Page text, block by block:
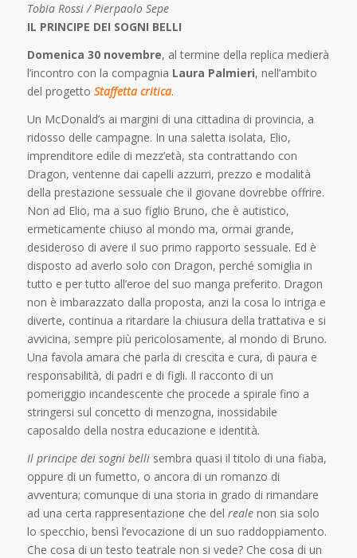
Tobia Rossi / Pierpaolo Sepe
IL PRINCIPE DEI SOGNI BELLI
Domenica 30 novembre, al termine della replica medierà
l’incontro con la compagnia Laura Palmieri, nell’ambito
del progetto Staffetta critica.
Un McDonald’s ai margini di una cittadina di provincia, a
ridosso delle campagne. In una saletta isolata, Elio,
imprenditore edile di mezz’età, sta contrattando con
Dragon, ventenne dai capelli azzurri, prezzo e modalità
della prestazione sessuale che il giovane dovrebbe offrire.
Non ad Elio, ma a suo figlio Bruno, che è autistico,
ermeticamente chiuso al mondo ma, ormai grande,
desideroso di avere il suo primo rapporto sessuale. Ed è
disposto ad averlo solo con Dragon, perché somiglia in
tutto e per tutto all’eroe del suo manga preferito. Dragon
non è imbarazzato dalla proposta, anzi la cosa lo intriga e
diverte, continua a ritardare la chiusura della trattativa e si
avvicina, sempre più pericolosamente, al mondo di Bruno.
Una favola amara che parla di crescita e cura, di paura e
responsabilità, di padri e di figli. Il racconto di un
pomeriggio incandescente che procede a spirale fino a
stringersi sul concetto di menzogna, inossidabile
caposaldo della nostra educazione e identità.
Il principe dei sogni belli sembra quasi il titolo di una fiaba,
oppure di un fumetto, o ancora di un romanzo di
avventura; comunque di una storia in grado di rimandare
ad una certa rappresentazione che del reale non sia solo
lo specchio, bensì l’evocazione di un suo raddoppiamento.
Che cosa di un testo teatrale non si vede? Che cosa di un